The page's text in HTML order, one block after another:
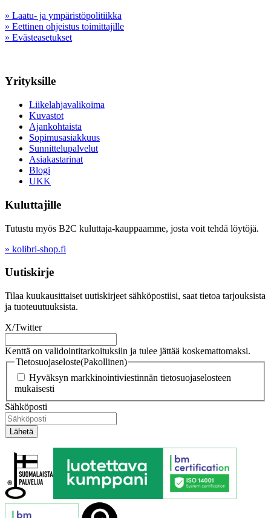
» Laatu- ja ympäristöpolitiikka
» Eettinen ohjeistus toimittajille
» Evästeasetukset
Yrityksille
Liikelahjavalikoima
Kuvastot
Ajankohtaista
Sopimusasiakkuus
Sunnittelupalvelut
Asiakastarinat
Blogi
UKK
Kuluttajille
Tutustu myös B2C kuluttaja-kauppaamme, josta voit tehdä löytöjä.
» kolibri-shop.fi
Uutiskirje
Tilaa kuukausittaiset uutiskirjeet sähköpostiisi, saat tietoa tarjouksista
ja tuoteuutuuksista.
X/Twitter
Kenttä on validointitarkoituksiin ja tulee jättää koskemattomaksi.
Tietosuojaseloste(Pakollinen)
Hyväksyn markkinointiviestinnän tietosuojaselosteen
mukaisesti
Sähköposti